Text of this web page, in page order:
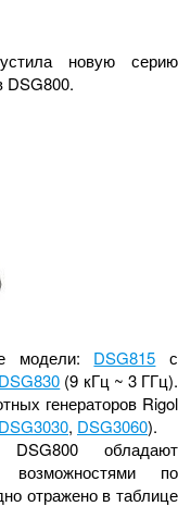
новую серию
DSG800.
модели: DSG815 с
DSG830 (9 кГц ~ 3 ГГц).
генераторов Rigol
DSG3030, DSG3060).
DSG800 обладают
возможностями по
отражено в таблице